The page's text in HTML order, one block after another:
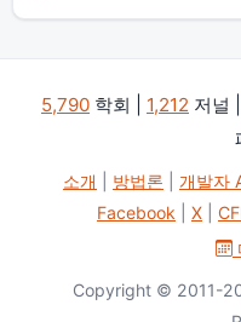
5,790 학회 | 1,212 저널 |
소개 방법론 개발자
Facebook
X
Copyright © 2011-